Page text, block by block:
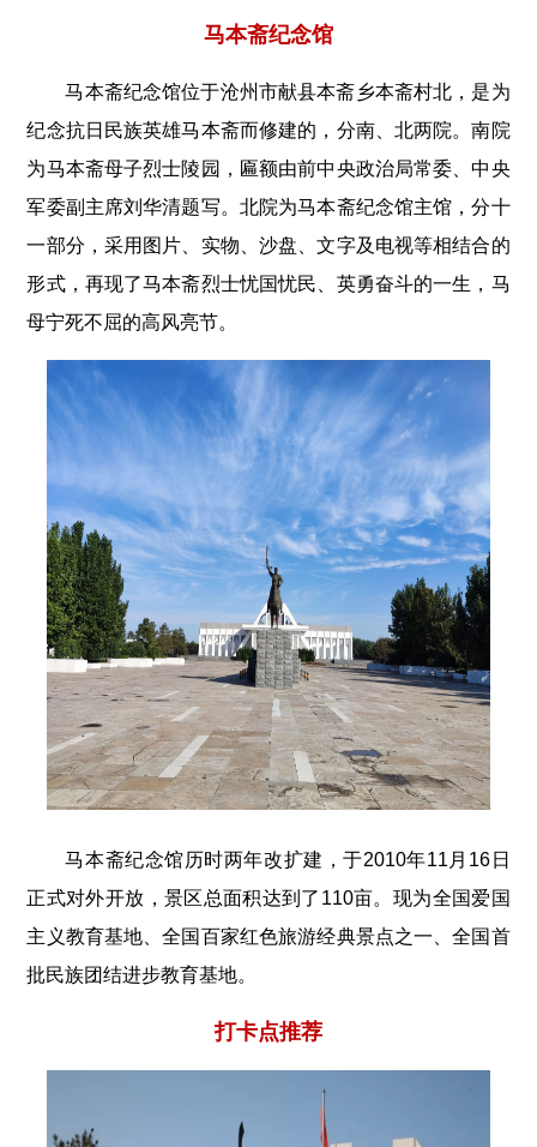
马本斋纪念馆
马本斋纪念馆位于沧州市献县本斋乡本斋村北，是为
纪念抗日民族英雄马本斋而修建的，分南、北两院。南院
为马本斋母子烈士陵园，匾额由前中央政治局常委、中央
军委副主席刘华清题写。北院为马本斋纪念馆主馆，分十
一部分，采用图片、实物、沙盘、文字及电视等相结合的
形式，再现了马本斋烈士忧国忧民、英勇奋斗的一生，马
母宁死不屈的高风亮节。
马本斋纪念馆历时两年改扩建，于2010年11月16日
正式对外开放，景区总面积达到了110亩。现为全国爱国
主义教育基地、全国百家红色旅游经典景点之一、全国首
批民族团结进步教育基地。
打卡点推荐